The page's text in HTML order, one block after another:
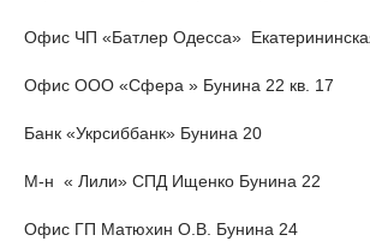
Офис ЧП «Батлер Одесса»
Офис ООО «Сфера » Бунина 22 кв. 17
Банк «Укрсиббанк» Бунина 20
М-н « Лили» СПД Ищенко Бунина 22
Офис ГП Матюхин О.В. Бунина 24